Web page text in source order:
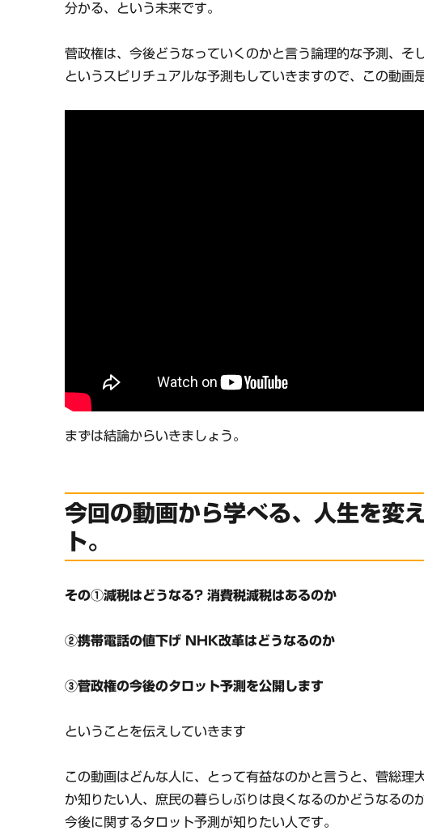
分かる、という未来です。
菅政権は、今後どうなっていくのかと言う論理的な予測、そ
というスピリチュアルな予測もしていきますので、この動画
まずは結論からいきましょう。
今回の動画から学べる、人生を変
ト。
その①減税はどうなる? 消費税減税はあるのか
②携帯電話の値下げ NHK改革はどうなるのか
③菅政権の今後のタロット予測を公開します
ということを伝えしていきます
この動画はどんな人に、とって有益なのかと言うと、菅総理
か知りたい人、庶民の暮らしぶりは良くなるのかどうなるの
今後に関するタロット予測が知りたい人です。